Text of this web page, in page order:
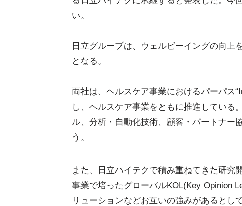
い。
日立グループは、ウェルビーイングの向
となる。
両社は、ヘルスケア事業におけるパーパス
し、ヘルスケア事業をともに推進している
ル、分析・自動化技術、顧客・パートナー
う。
また、日立ハイテクで積み重ねてきた研究
事業で培ったグローバルKOL(Key Opinion
リューションなどお互いの強みがあるとし